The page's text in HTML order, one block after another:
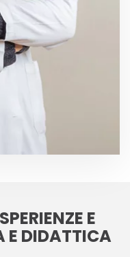
E
E DIDATTICA